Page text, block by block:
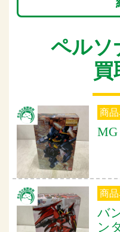
ペルソ
買
商品
商品
バ
ン